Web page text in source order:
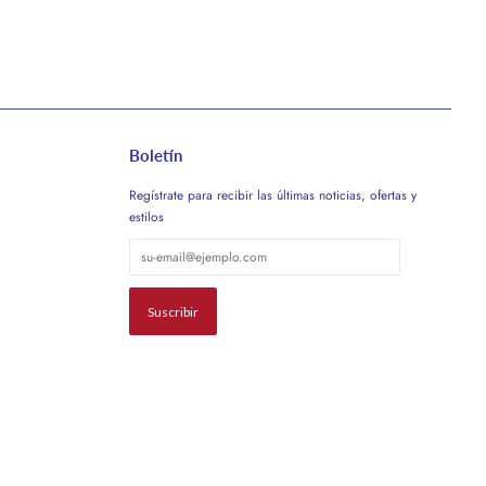
Boletín
Regístrate para recibir las últimas noticias, ofertas y
estilos